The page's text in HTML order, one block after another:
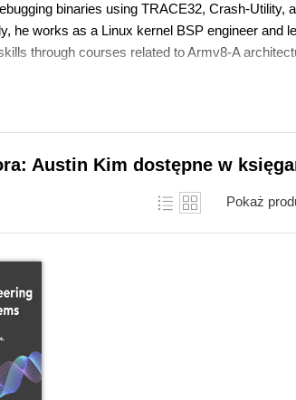
binaries using TRACE32, Crash-
he works as a Linux kernel BSP engineer
through courses related to Armv8-A
Austin Kim dostępne w
Pokaż